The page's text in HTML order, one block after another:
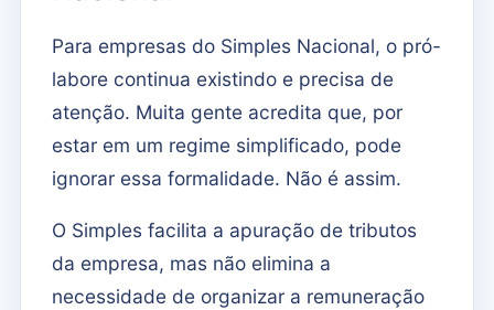
Para empresas do Simples Nacional, o pró-
labore continua existindo e precisa de
atenção. Muita gente acredita que, por
estar em um regime simplificado, pode
ignorar essa formalidade. Não é assim.
O Simples facilita a apuração de tributos
da empresa, mas não elimina a
necessidade de organizar a remuneração